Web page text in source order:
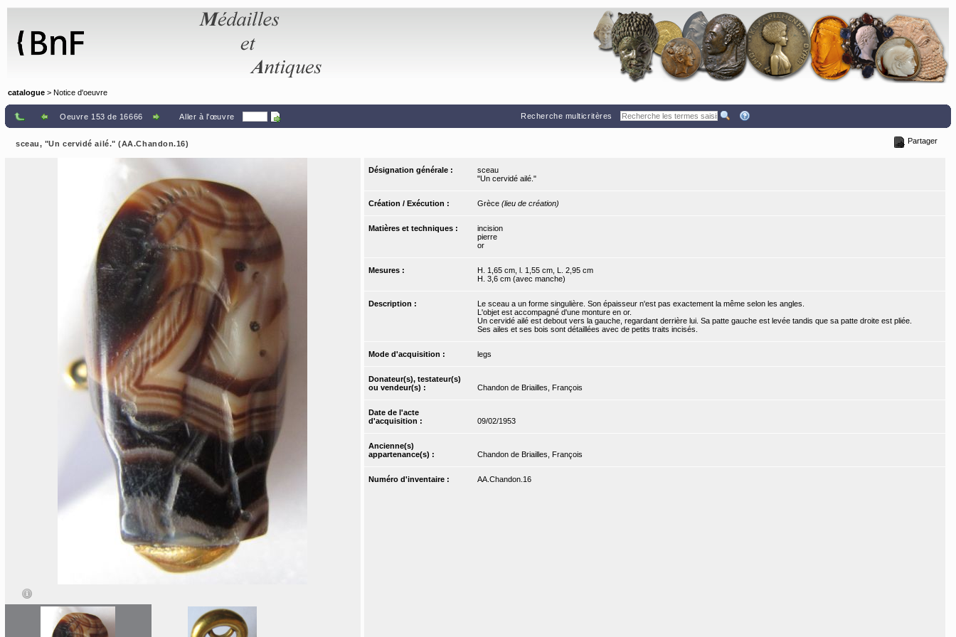
catalogue > Notice d'oeuvre
Oeuvre 153 de 16666 Aller à l'œuvre Recherche multicritères
sceau, "Un cervidé ailé." (AA.Chandon.16) Partager
Désignation générale :
sceau
"Un cervidé ailé."
Création / Exécution : Grèce (lieu de création)
Matières et techniques :
incision
pierre
or
Mesures :
H. 1,65 cm, l. 1,55 cm, L. 2,95 cm
H. 3,6 cm (avec manche)
Description :
Le sceau a un forme singulière. Son épaisseur n'est pas exactement la même selon les angles.
L'objet est accompagné d'une monture en or.
Un cervidé ailé est debout vers la gauche, regardant derrière lui. Sa patte gauche est levée tandis que sa patte droite est pliée.
Ses ailes et ses bois sont détaillées avec de petits traits incisés.
Mode d'acquisition : legs
Donateur(s), testateur(s)
ou vendeur(s) :
Chandon de Briailles, François
Date de l'acte
d'acquisition :
09/02/1953
Ancienne(s)
appartenance(s) :
Chandon de Briailles, François
Numéro d'inventaire : AA.Chandon.16